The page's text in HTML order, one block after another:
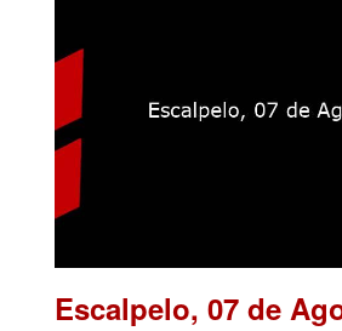
Escalpelo, 07 de